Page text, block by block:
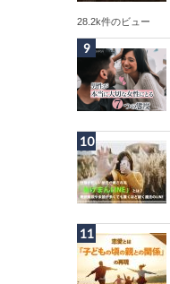
28.2k件のビュー